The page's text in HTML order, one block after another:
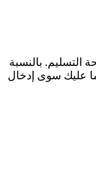
التسليم. بالنسبة